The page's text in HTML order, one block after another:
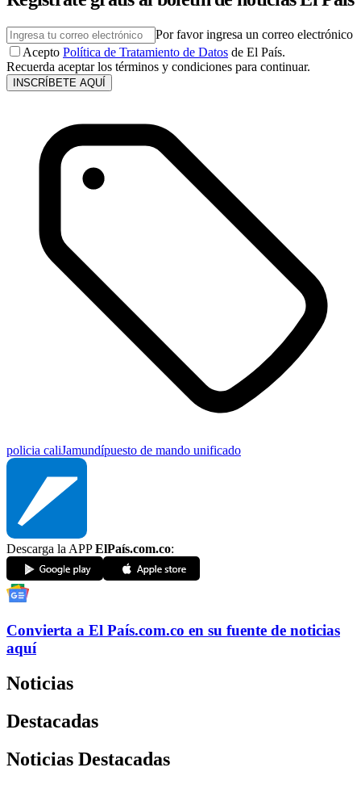
Por favor ingresa un correo electrónico
Acepto Política de Tratamiento de Datos de El País.
Recuerda aceptar los términos y condiciones para continuar.
INSCRÍBETE AQUÍ
policia caliJamundípuesto de mando unificado
Descarga la APPElPaís.com.co:
Convierta a El País.com.co en su fuente de noticias
aquí
Noticias
Destacadas
Noticias Destacadas